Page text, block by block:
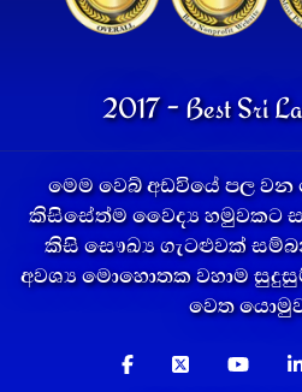
2017 - Best Sri
මෙම වෙබ් අඩවියේ පල
කිසිසේත්ම වෛද්‍ය හමුවකට
කිසි සෞඛ්‍ය ගැටළුවක්
අවශ්‍ය මොහොතක වහාම
වෙත